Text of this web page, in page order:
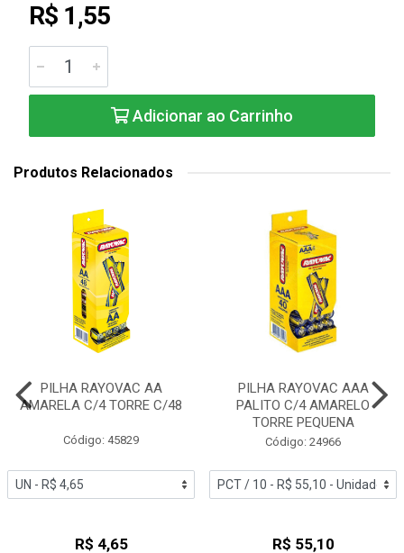
R$ 1,55
Adicionar ao Carrinho
Produtos Relacionados
PILHA RAYOVAC AA
AMARELA C/4 TORRE C/48
Código: 45829
R$ 4,65
PILHA RAYOVAC AAA
PALITO C/4 AMARELO
TORRE PEQUENA
Código: 24966
R$ 55,10